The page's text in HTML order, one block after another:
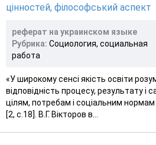
цінностей, філософський аспект
реферат на украинском языке
Рубрика: Социология, социальная
работа
«У широкому сенсі якість освіти
відповідність процесу, результату і
цілям, потребам і соціальним
[2, с.18]. В.Г. Вікторов в...